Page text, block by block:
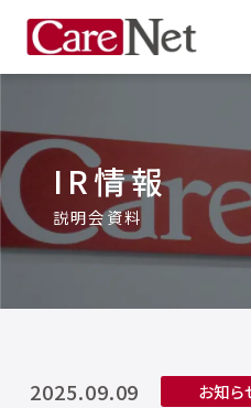
IR情報
説明会資料
2025.09.09 お知ら